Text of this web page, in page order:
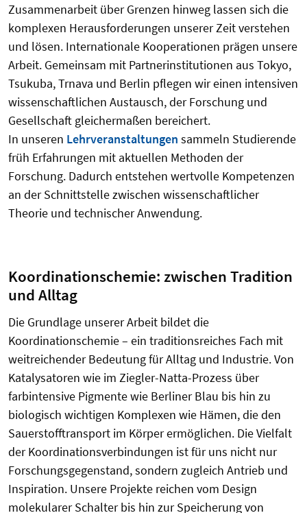
Zusammenarbeit über Grenzen hinweg lassen sich die
komplexen Herausforderungen unserer Zeit verstehen
und lösen. Internationale Kooperationen prägen unsere
Arbeit. Gemeinsam mit Partnerinstitutionen aus Tokyo,
Tsukuba, Trnava und Berlin pflegen wir einen intensiven
wissenschaftlichen Austausch, der Forschung und
Gesellschaft gleichermaßen bereichert.
In unseren Lehrveranstaltungen sammeln Studierende
früh Erfahrungen mit aktuellen Methoden der
Forschung. Dadurch entstehen wertvolle Kompetenzen
an der Schnittstelle zwischen wissenschaftlicher
Theorie und technischer Anwendung.
Koordinationschemie: zwischen Tradition
und Alltag
Die Grundlage unserer Arbeit bildet die
Koordinationschemie – ein traditionsreiches Fach mit
weitreichender Bedeutung für Alltag und Industrie. Von
Katalysatoren wie im Ziegler-Natta-Prozess über
farbintensive Pigmente wie Berliner Blau bis hin zu
biologisch wichtigen Komplexen wie Hämen, die den
Sauerstofftransport im Körper ermöglichen. Die Vielfalt
der Koordinationsverbindungen ist für uns nicht nur
Forschungsgegenstand, sondern zugleich Antrieb und
Inspiration. Unsere Projekte reichen vom Design
molekularer Schalter bis hin zur Speicherung von